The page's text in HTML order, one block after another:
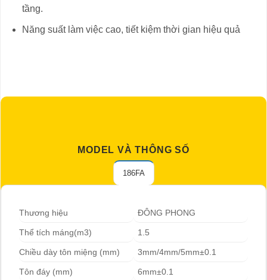
tầng.
Năng suất làm việc cao, tiết kiệm thời gian hiệu quả
MODEL VÀ THÔNG SỐ
186FA
Thương hiệu ĐÔNG PHONG
Thể tích máng(m3) 1.5
Chiều dày tôn miệng (mm) 3mm/4mm/5mm±0.1
Tôn đáy (mm) 6mm±0.1